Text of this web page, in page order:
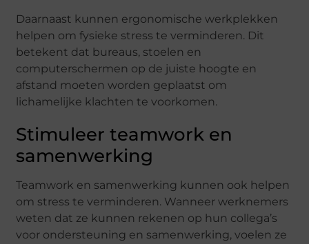
Daarnaast kunnen ergonomische werkplekken
helpen om fysieke stress te verminderen. Dit
betekent dat bureaus, stoelen en
computerschermen op de juiste hoogte en
afstand moeten worden geplaatst om
lichamelijke klachten te voorkomen.
Stimuleer teamwork en
samenwerking
Teamwork en samenwerking kunnen ook helpen
om stress te verminderen. Wanneer werknemers
weten dat ze kunnen rekenen op hun collega’s
voor ondersteuning en samenwerking, voelen ze